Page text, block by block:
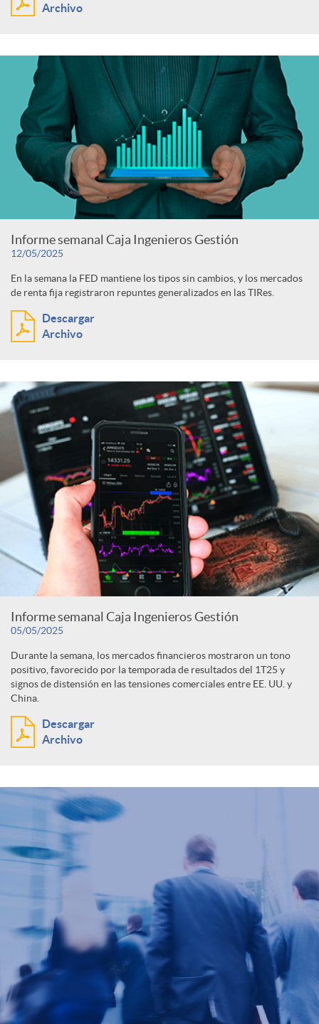
Archivo
Informe semanal Caja Ingenieros Gestión
12/05/2025
En la semana la FED mantiene los tipos sin cambios, y los mercados
de renta fija registraron repuntes generalizados en las TIRes.
Descargar
Archivo
Informe semanal Caja Ingenieros Gestión
05/05/2025
Durante la semana, los mercados financieros mostraron un tono
positivo, favorecido por la temporada de resultados del 1T25 y
signos de distensión en las tensiones comerciales entre EE. UU. y
China.
Descargar
Archivo